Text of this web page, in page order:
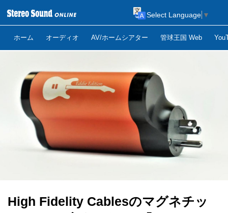
ホーム オーディオ AV/ホームシアター 管球王国 Web
Select Language ▼
High Fidelity Cablesのマグネチッ